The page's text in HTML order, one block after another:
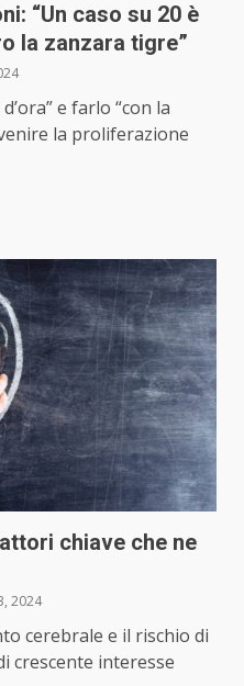
“Un caso su 20 è
la zanzara tigre”
e farlo “con la
la proliferazione
chiave che ne
2024
cerebrale e il rischio di
crescente interesse